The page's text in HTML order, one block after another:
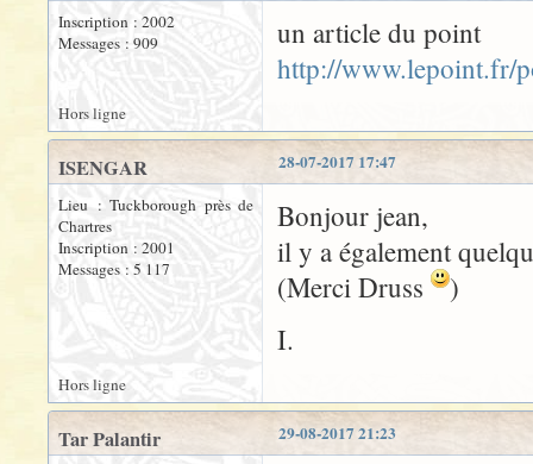
Inscription : 2002
Messages : 909
un article du point
http://www.lepoint.fr/
Hors ligne
28-07-2017 17:47
ISENGAR
Lieu : Tuckborough près de
Chartres
Inscription : 2001
Messages : 5 117
Bonjour jean,
il y a également
(Merci Druss
)
I.
Hors ligne
29-08-2017 21:23
Tar Palantir